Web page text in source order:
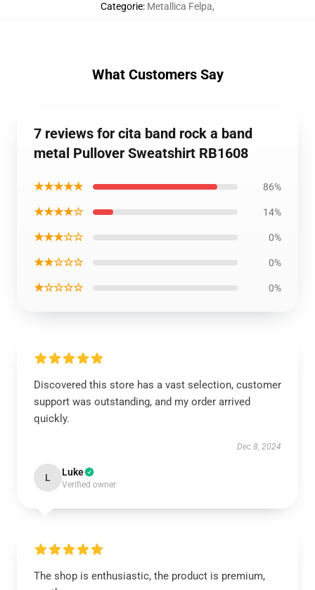
Categorie: Metallica Felpa,
What Customers Say
7 reviews for cita band rock a band
metal Pullover Sweatshirt RB1608
★★★★★ 86%
★★★★☆ 14%
★★★☆☆ 0%
★★☆☆☆ 0%
★☆☆☆☆ 0%
Discovered this store has a vast selection, customer
support was outstanding, and my order arrived
quickly.
Dec 8, 2024
L Luke
Verified owner
The shop is enthusiastic, the product is premium,